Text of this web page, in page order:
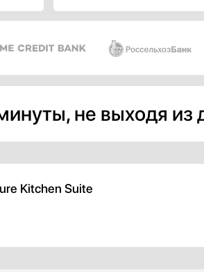
не выходя из
Kitchen Suite